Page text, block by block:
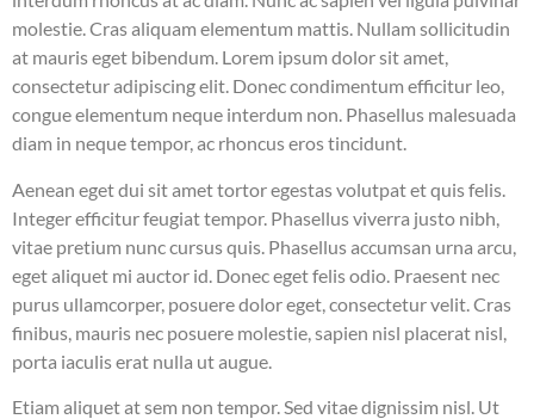
molestie. Cras aliquam elementum mattis. Nullam sollicitudin
at mauris eget bibendum. Lorem ipsum dolor sit amet,
consectetur adipiscing elit. Donec condimentum efficitur leo,
congue elementum neque interdum non. Phasellus malesuada
diam in neque tempor, ac rhoncus eros tincidunt.
Aenean eget dui sit amet tortor egestas volutpat et quis felis.
Integer efficitur feugiat tempor. Phasellus viverra justo nibh,
vitae pretium nunc cursus quis. Phasellus accumsan urna arcu,
eget aliquet mi auctor id. Donec eget felis odio. Praesent nec
purus ullamcorper, posuere dolor eget, consectetur velit. Cras
finibus, mauris nec posuere molestie, sapien nisl placerat nisl,
porta iaculis erat nulla ut augue.
Etiam aliquet at sem non tempor. Sed vitae dignissim nisl. Ut